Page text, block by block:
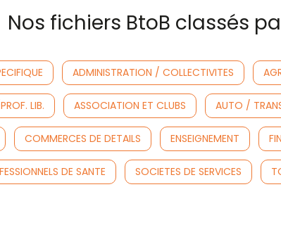
Nos fichiers BtoB classés
ADMINISTRATION / COLLECTIVITES
LIB. ASSOCIATION ET CLUBS AUTO /
COMMERCES DE DETAILS ENSEIGNEMENT
DE SANTE SOCIETES DE SERVICES